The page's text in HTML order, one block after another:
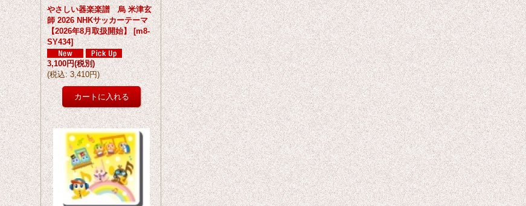
やさしい器楽楽譜 烏 米津玄
師 2026 NHKサッカーテーマ
【2026年8月取扱開始】 [m8-
SY434]
3,100円(税別)
(税込: 3,410円)